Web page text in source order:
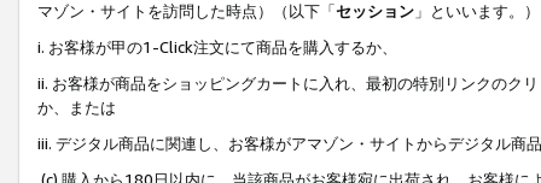
マゾン・サイトを訪問した時点）（以下「セッション 」といいます。
i. お客様が甲の1-Click注文にて商品を購入するか、
ii. お客様が商品をショッピングカートに入れ、最初の特別リンクのク
か、または
iii. デジタル商品に関連し、お客様がアマゾン・サイトからデジタル
(c) 購入から180日以内に、当該商品がお客様宛に出荷され、お客様